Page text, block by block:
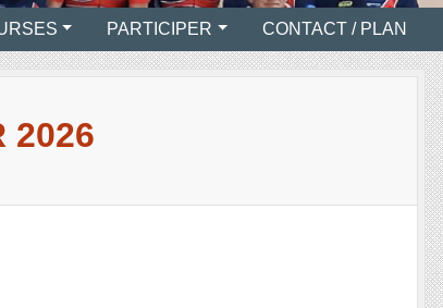
PARTICIPER CONTACT / PLAN
2026